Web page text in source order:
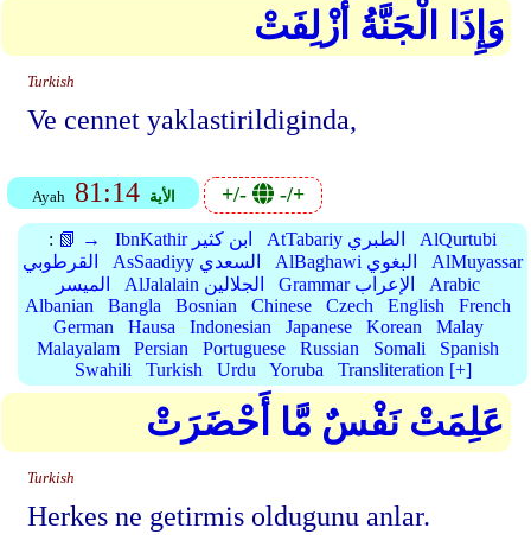
وَإِذَا الْجَنَّةُ أُزْلِفَتْ
Turkish
Ve cennet yaklastirildiginda,
Ayah 81:14 الأية +/- -/+
: 📗 → IbnKathir ابن كثير AtTabariy الطبري
AlQurtubi
القرطوبي
AsSaadiyy السعدي AlBaghawi البغوي
AlMuyassar
الميسر
AlJalalain الجلالين Grammar الإعراب
Arabic
Albanian
Bangla Bosnian Chinese Czech English
French
German
Hausa Indonesian Japanese Korean
Malay
Malayalam
Persian Portuguese Russian Somali
Spanish
Swahili
Turkish Urdu Yoruba Transliteration [+]
عَلِمَتْ نَفْسٌ مَّا أَحْضَرَتْ
Turkish
Herkes ne getirmis oldugunu anlar.